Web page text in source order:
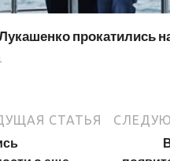
прокатились
СТАТЬЯ